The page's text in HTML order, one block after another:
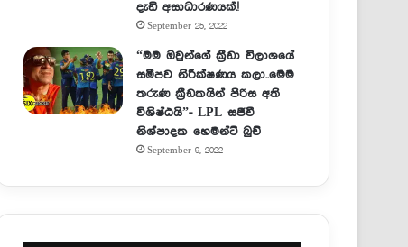
දැඩි අසාධාරණයක්.!
September 25, 2022
“මම ඔවුන්ගේ ක්‍රීඩා විලාශයේ
සමීපව නිරීක්ෂණය කලා..මෙම
තරුණ ක්‍රීඩකයින් පිරිස අති
විශිෂ්ඨයි”- LPL සජීවී
නිශ්පාදක හෙමන්ට් බුච්
September 9, 2022